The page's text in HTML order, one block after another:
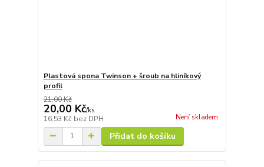
Plastová spona Twinson + šroub na hliníkový
profil
21,00 Kč
20,00 Kč/ks
16,53 Kč bez DPH Není skladem
Přidat do košíku